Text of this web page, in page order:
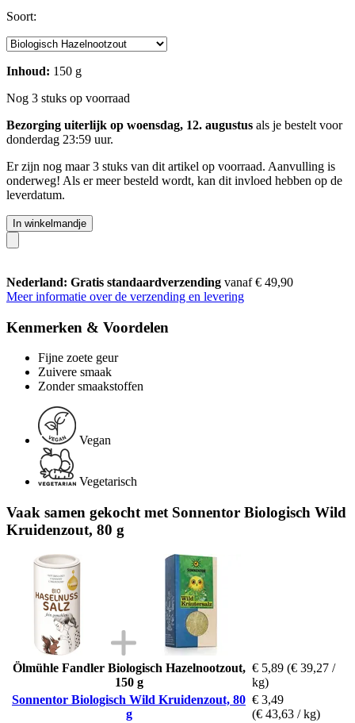
Soort:
Inhoud: 150 g
Nog 3 stuks op voorraad
Bezorging uiterlijk op woensdag, 12. augustus als je bestelt voor
donderdag 23:59 uur.
Er zijn nog maar 3 stuks van dit artikel op voorraad. Aanvulling is
onderweg! Als er meer besteld wordt, kan dit invloed hebben op de
leverdatum.
In winkelmandje
Nederland: Gratis standaardverzending vanaf € 49,90
Meer informatie over de verzending en levering
Kenmerken & Voordelen
Fijne zoete geur
Zuivere smaak
Zonder smaakstoffen
Vegan
Vegetarisch
Vaak samen gekocht met Sonnentor Biologisch Wild
Kruidenzout, 80 g
Ölmühle Fandler Biologisch Hazelnootzout,
150 g
€ 5,89 (€ 39,27 /
kg)
Sonnentor Biologisch Wild Kruidenzout, 80
g
€ 3,49
(€ 43,63 / kg)